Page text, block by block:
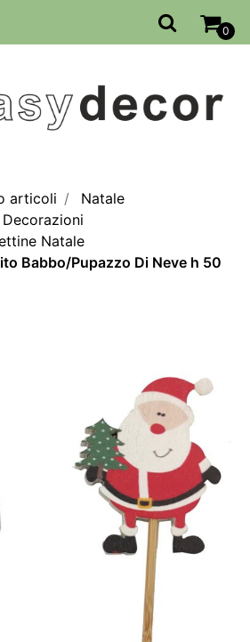
0
articoli
Natale
Natale
Babbo/Pupazzo Di Neve h 50